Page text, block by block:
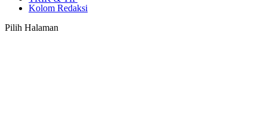
Kolom Redaksi
Pilih Halaman